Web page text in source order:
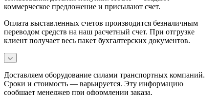
коммерческое предложение и присылают счет.
Оплата выставленных счетов производится безналичным
переводом средств на наш расчетный счет. При отгрузке
клиент получает весь пакет бухгалтерских документов.
Доставляем оборудование силами транспортных компаний.
Сроки и стоимость — варьируется. Эту информацию
сообщает менеджер при оформлении заказа.